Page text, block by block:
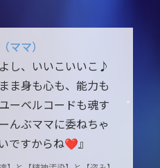
ママ）
よし、いいこいいこ♪
ま身も心も、能力も
ーベルコードも魂す
んぶママに委ねちゃ
ですからね❤』